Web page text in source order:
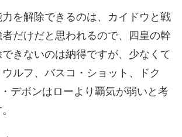
を解除できるのは、カイドウと戦
だけだと思われるので、四皇の幹
きないのは納得ですが、少なくて
ルフ、バスコ・ショット、ドク
デボンはローより覇気が弱いと考